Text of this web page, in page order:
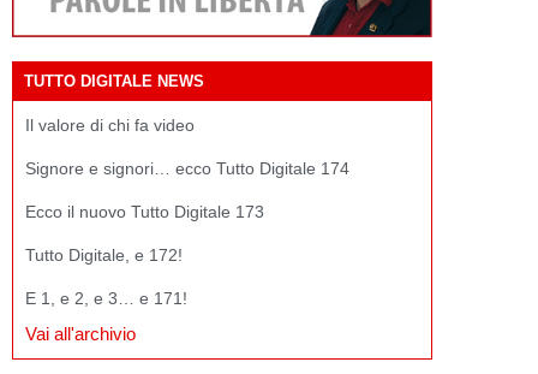
TUTTO DIGITALE NEWS
Il valore di chi fa video
Signore e signori… ecco Tutto Digitale 174
Ecco il nuovo Tutto Digitale 173
Tutto Digitale, e 172!
E 1, e 2, e 3… e 171!
Vai all'archivio